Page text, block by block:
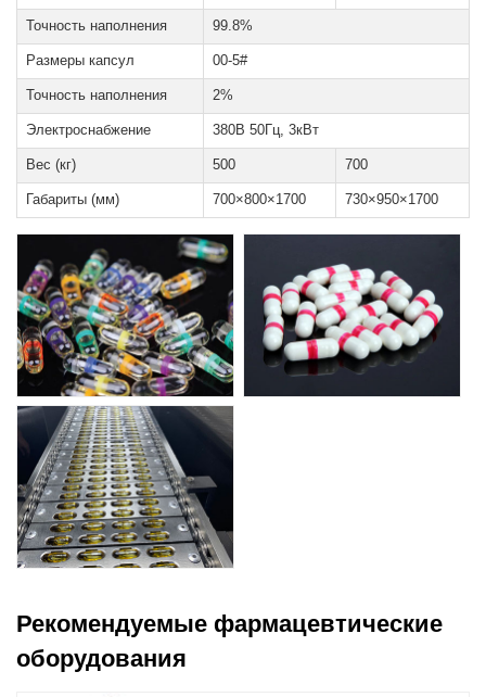
Точность наполнения 99.8%
Размеры капсул 00-5#
Точность наполнения 2%
Электроснабжение 380В 50Гц, 3кВт
Вес (кг) 500 700
Габариты (мм) 700×800×1700 730×950×1700
Рекомендуемые фармацевтические
оборудования